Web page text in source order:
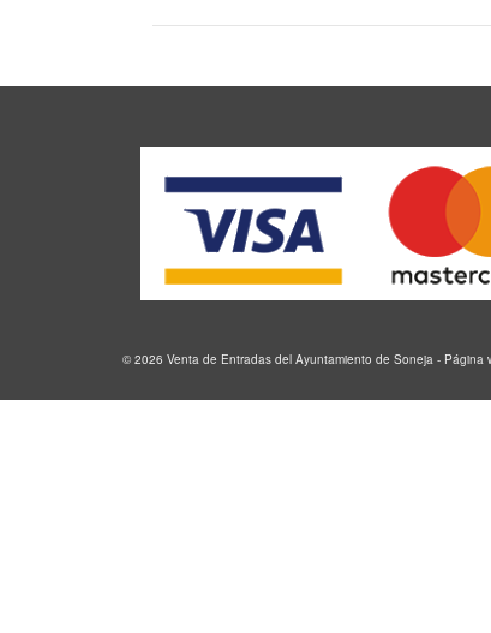
© 2026 Venta de Entradas del Ayuntamiento de Soneja - Página